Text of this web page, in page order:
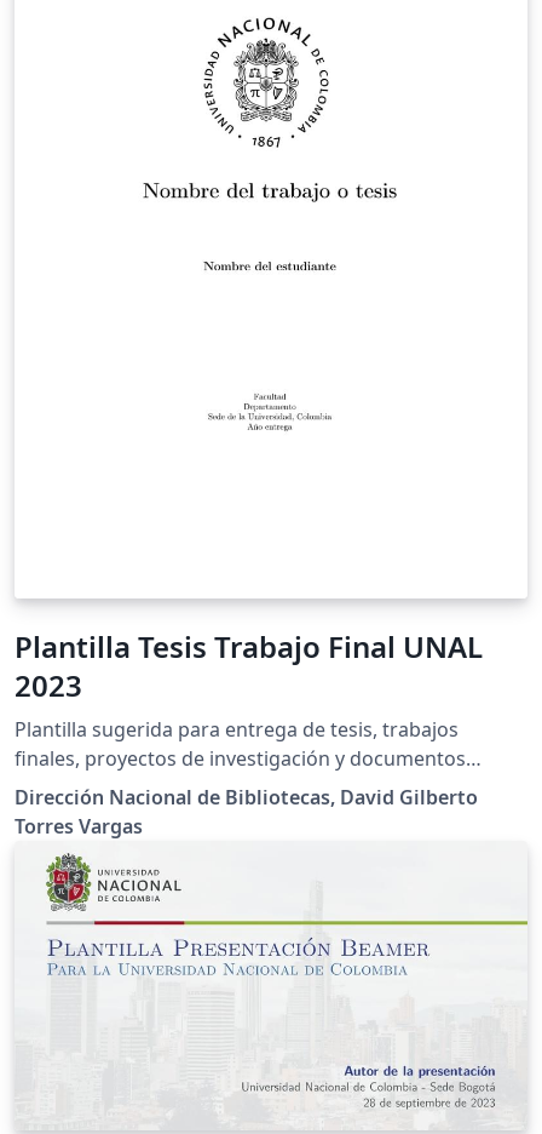
Plantilla Tesis Trabajo Final UNAL
2023
Plantilla sugerida para entrega de tesis, trabajos
finales, proyectos de investigación y documentos
académicos de la Universidad Nacional de Colombia.
Cuenta con automatización para los datos de la tesis o
trabajo final y es susceptible de usar en varios idiomas
según las necesidades. Es compatible con la fuente
oficial Ancizar Sans de ser requerido, si se compila
usando XeLaTeX o LuaLaTeX.
Dirección Nacional de Bibliotecas, David Gilberto
Torres Vargas